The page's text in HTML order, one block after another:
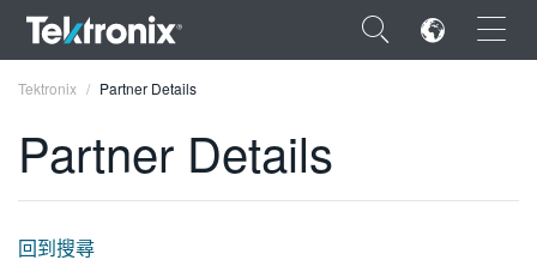
×
Tektronix Partner Details
Partner Details
回到搜尋